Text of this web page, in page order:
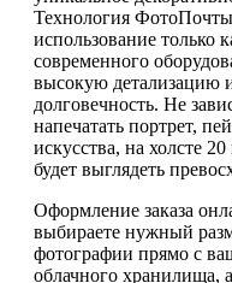
Технология
использование только
современного
высокую детализацию
долговечность. Не
напечатать портрет,
искусства, на холсте
будет выглядеть
Оформление заказа
выбираете нужный
фотографии прямо с
облачного хранилища,